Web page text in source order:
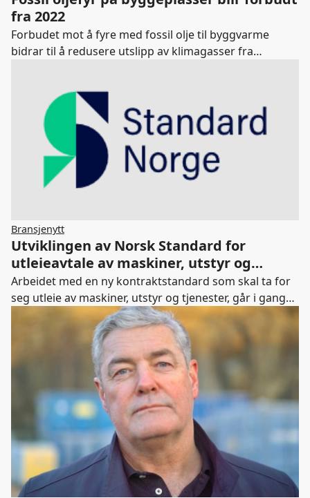
fra 2022
Forbudet mot å fyre med fossil olje til byggvarme
bidrar til å redusere utslipp av klimagasser fra
Bransjenytt
Utviklingen av Norsk Standard for
utleieavtale av maskiner, utstyr og
tjenester starter
Arbeidet med en ny kontraktstandard som skal ta for
seg utleie av maskiner, utstyr og tjenester, går i gang
våren 2021. Nå søker vi virksomheter og fagfolk som
ønsker å bidra i prosjektet